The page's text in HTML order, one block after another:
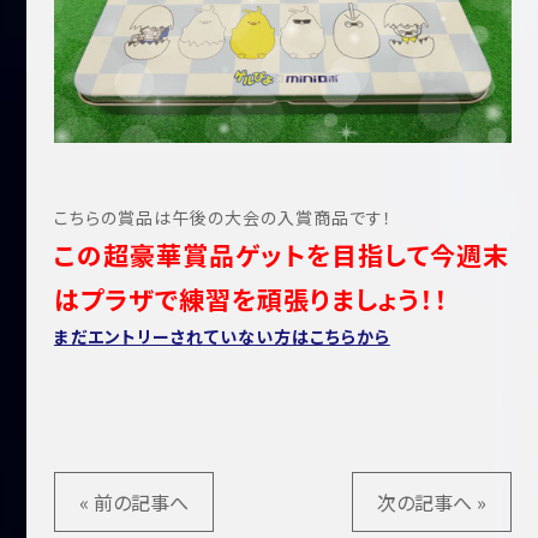
こちらの賞品は午後の大会の入賞商品です！
この超豪華賞品ゲットを目指して今週末
はプラザで練習を頑張りましょう！！
まだエントリーされていない方はこちらから
« 前の記事へ 次の記事へ »